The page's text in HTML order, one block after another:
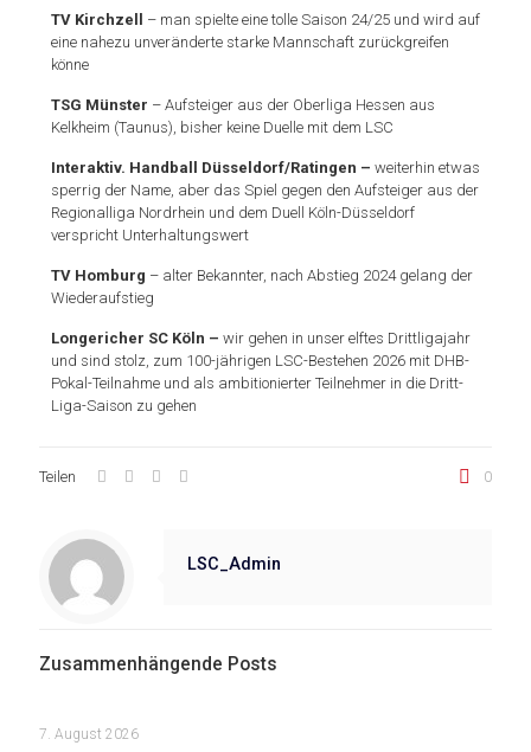
TV Kirchzell
– man spielte eine tolle Saison 24/25 und wird auf
eine nahezu unveränderte starke Mannschaft zurückgreifen
könne
TSG Münster – Aufsteiger aus der Oberliga Hessen aus
Kelkheim (Taunus), bisher keine Duelle mit dem LSC
Interaktiv. Handball Düsseldorf/Ratingen – weiterhin etwas
sperrig der Name, aber das Spiel gegen den Aufsteiger aus der
Regionalliga Nordrhein und dem Duell Köln-Düsseldorf
verspricht Unterhaltungswert
TV Homburg – alter Bekannter, nach Abstieg 2024 gelang der
Wiederaufstieg
Longericher SC Köln – wir gehen in unser elftes Drittligajahr
und sind stolz, zum 100-jährigen LSC-Bestehen 2026 mit DHB-
Pokal-Teilnahme und als ambitionierter Teilnehmer in die Dritt-
Liga-Saison zu gehen
Teilen 0
LSC_Admin
Zusammenhängende Posts
7. August 2026